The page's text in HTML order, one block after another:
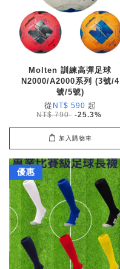
Molten 訓練高彈足球
N2000/A2000系列 (3號/4
號/5號)
從 NT$ 590 起
NT$ 790 -25.3%
加入購物車
優惠